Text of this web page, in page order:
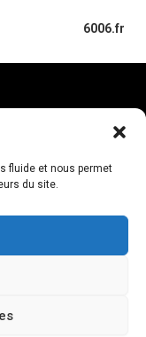
fluide et nous permet
du site.
6006.fr